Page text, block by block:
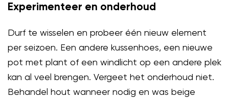
Experimenteer en onderhoud
Durf te wisselen en probeer één nieuw element
per seizoen. Een andere kussenhoes, een nieuwe
pot met plant of een windlicht op een andere plek
kan al veel brengen. Vergeet het onderhoud niet.
Behandel hout wanneer nodig en was beige